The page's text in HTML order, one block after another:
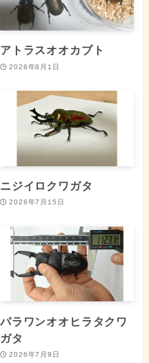
アトラスオオカブト
2026年8月1日
ニジイロクワガタ
2026年7月15日
パラワンオオヒラタクワ
ガタ
2026年7月9日